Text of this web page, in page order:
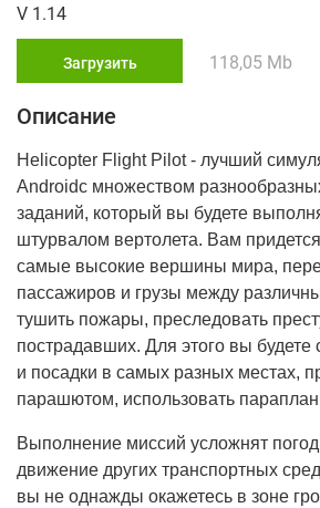
V 1.14
Загрузить 118,05 Mb
Описание
Helicopter Flight Pilot - лучший
Androidс множеством
заданий, который вы будете
штурвалом вертолета. Вам
самые высокие вершины мира,
пассажиров и грузы между
тушить пожары, преследовать
пострадавших. Для этого вы будете
и посадки в самых разных местах,
парашютом, использовать
Выполнение миссий усложнят
движение других транспортных
вы не однажды окажетесь в зоне